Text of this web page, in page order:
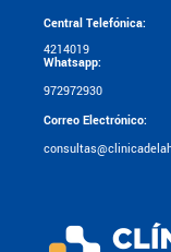
Central Telefónica:
4214019
Whatsapp:
972972930
Correo Electrónico: